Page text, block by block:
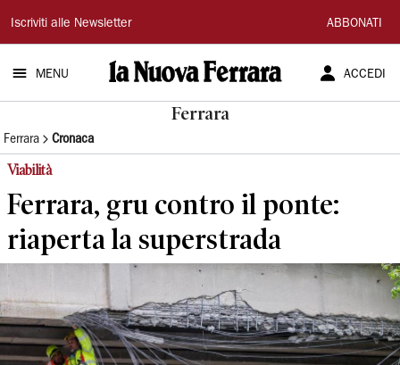
La
Nuova
Ferrara
Iscriviti alle Newsletter ABBONATI
MENU ACCEDI
Ferrara
Ferrara Cronaca
Viabilità
Ferrara, gru contro il ponte:
riaperta la superstrada